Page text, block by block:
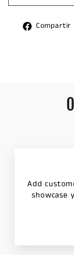
Compartir
Add
showcase